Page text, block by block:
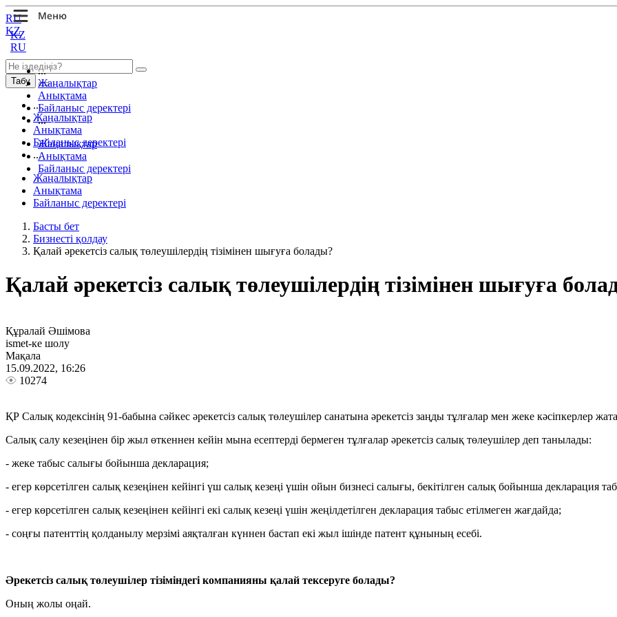
KZ
RU
...
Жаңалықтар
Анықтама
Байланыс деректері
...
Жаңалықтар
Анықтама
Байланыс деректері
RU
KZ
Табу
...
Жаңалықтар
Анықтама
Байланыс деректері
...
Жаңалықтар
Анықтама
Байланыс деректері
Басты бет
Бизнесті қолдау
Қалай әрекетсіз салық төлеушілердің тізімінен шығуға болады?
Қалай әрекетсіз салық төлеушілердің тізімінен шығуға
Құралай Әшімова
ismet-ке шолу
Мақала
15.09.2022, 16:26
10274
ҚР Салық кодексінің 91-бабына сәйкес әрекетсіз салық төлеушілер санатына әрекетсіз заңды тұлғалар мен жеке кәсіпкерлер
Салық салу кезеңінен бір жыл өткеннен кейін мына есептерді бермеген тұлғалар әрекетсіз салық төлеушілер деп танылады:
- жеке табыс салығы бойынша декларация;
- егер көрсетілген салық кезеңінен кейінгі үш салық кезеңі үшін ойын бизнесі салығы, бекітілген салық бойынша декларация
- егер көрсетілген салық кезеңінен кейінгі екі салық кезеңі үшін жеңілдетілген декларация табыс етілмеген жағдайда;
- соңғы патенттің қолданылу мерзімі аяқталған күннен бастап екі жыл ішінде патент құнының есебі.
Әрекетсіз салық төлеушілер тізіміндегі компанияны қалай тексеруге болады?
Оның жолы оңай.